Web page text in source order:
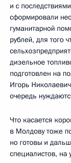
и с
сформировали
гуманитарной
рублей, для того
дизельное
подготовлен на
Игорь
очередь
Что касается
в Молдову тоже
но готовы и
специалистов, на